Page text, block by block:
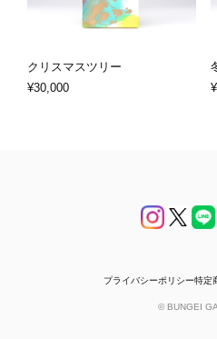
クリスマスツリー
¥30,000
プライバシーポリシー特定
© BUNGEI